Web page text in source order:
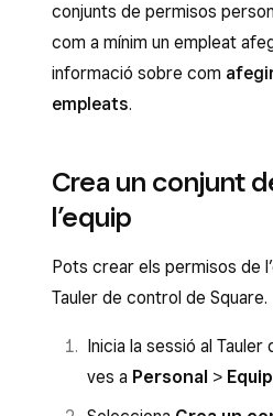
conjunts de permisos
com a mínim un empleat
informació sobre com
empleats.
Crea un conjunt
l’equip
Pots crear els permisos de
Tauler de control de Square.
Inicia la sessió al
ves a Personal > Equip